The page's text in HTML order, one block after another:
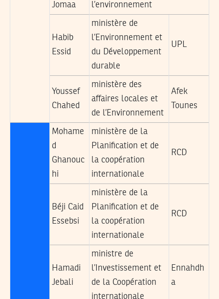
Jomaa
l’environnement
Habib
Essid
ministère de
l’Environnement et
du Développement
durable
UPL
Youssef
Chahed
ministère des
affaires locales et
de l’Environnement
Afek
Tounes
Mohame
d
Ghanouc
hi
ministère de la
Planification et de
la coopération
internationale
RCD
Béji Caid
Essebsi
ministère de la
Planification et de
la coopération
internationale
RCD
Hamadi
Jebali
ministre de
l’Investissement et
de la Coopération
internationale
Ennahdh
a